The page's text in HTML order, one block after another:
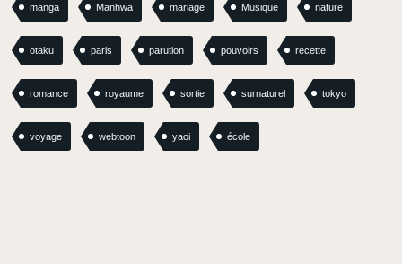
manga Manhwa mariage Musique nature
otaku paris parution pouvoirs recette
romance royaume sortie surnaturel tokyo
voyage webtoon yaoi école